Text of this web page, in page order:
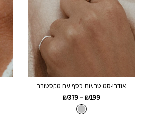
אודרי-סט טבעות כסף עם טקסטורה
₪199
–
₪379